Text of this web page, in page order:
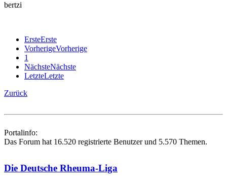
bertzi
ErsteErste
VorherigeVorherige
1
NächsteNächste
LetzteLetzte
Zurück
Portalinfo:
Das Forum hat 16.520 registrierte Benutzer und 5.570 Themen.
Die Deutsche Rheuma-Liga